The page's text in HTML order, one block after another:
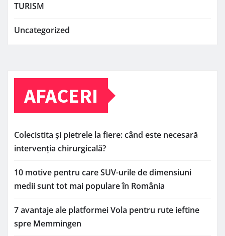
TURISM
Uncategorized
AFACERI
Colecistita și pietrele la fiere: când este necesară
intervenția chirurgicală?
10 motive pentru care SUV-urile de dimensiuni
medii sunt tot mai populare în România
7 avantaje ale platformei Vola pentru rute ieftine
spre Memmingen